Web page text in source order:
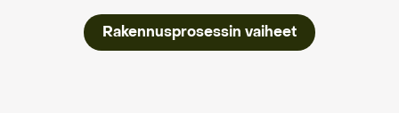
Rakennusprosessin vaiheet